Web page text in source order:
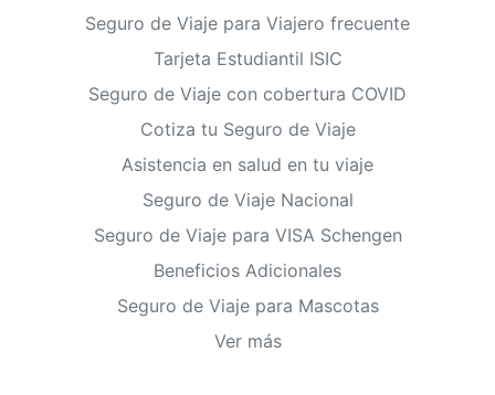
Seguro de Viaje para Viajero frecuente
Tarjeta Estudiantil ISIC
Seguro de Viaje con cobertura COVID
Cotiza tu Seguro de Viaje
Asistencia en salud en tu viaje
Seguro de Viaje Nacional
Seguro de Viaje para VISA Schengen
Beneficios Adicionales
Seguro de Viaje para Mascotas
Ver más